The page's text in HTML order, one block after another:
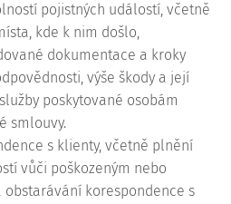
pojistných událostí, včetně
kde k nim došlo,
dokumentace a kroky
výše škody a její
poskytované osobám
smlouvy.
s klienty, včetně plnění
vůči poškozeným nebo
obstarávání korespondence s